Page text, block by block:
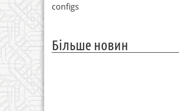
configs
Більше новин